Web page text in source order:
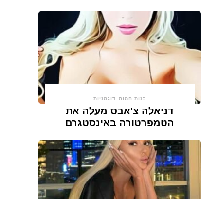
בנות חמות דוגמניות
דניאלה צ'אבס מעלה את
הטמפרטורה באינסטגרם